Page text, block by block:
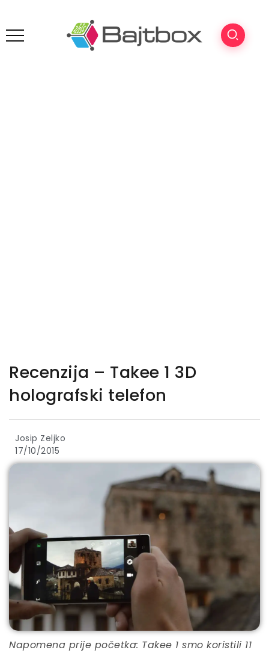
Recenzija – Takee 1 3D
holografski telefon
Josip Zeljko
17/10/2015
Napomena prije početka: Takee 1 smo koristili 11